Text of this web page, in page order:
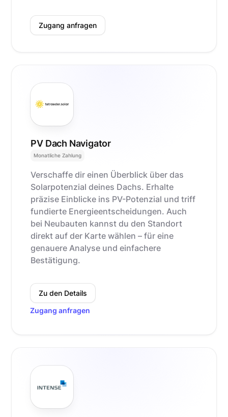
Zugang anfragen
PV Dach Navigator
Monatliche Zahlung
Verschaffe dir einen Überblick über das
Solarpotenzial deines Dachs. Erhalte
präzise Einblicke ins PV-Potenzial und triff
fundierte Energieentscheidungen. Auch
bei Neubauten kannst du den Standort
direkt auf der Karte wählen – für eine
genauere Analyse und einfachere
Bestätigung.
Zu den Details
Zugang anfragen